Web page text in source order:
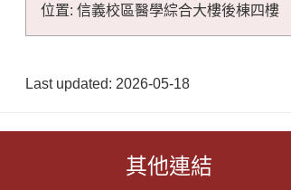
位置: 信義校區醫學綜合大樓後棟四樓
Last updated: 2026-05-18
其他連結